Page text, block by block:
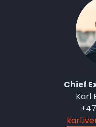
Chief
Karl